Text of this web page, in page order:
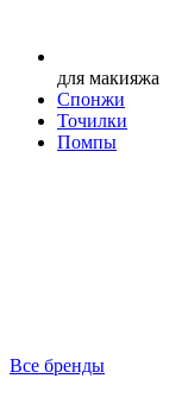
для макияжа
Спонжи
Точилки
Помпы
Все бренды